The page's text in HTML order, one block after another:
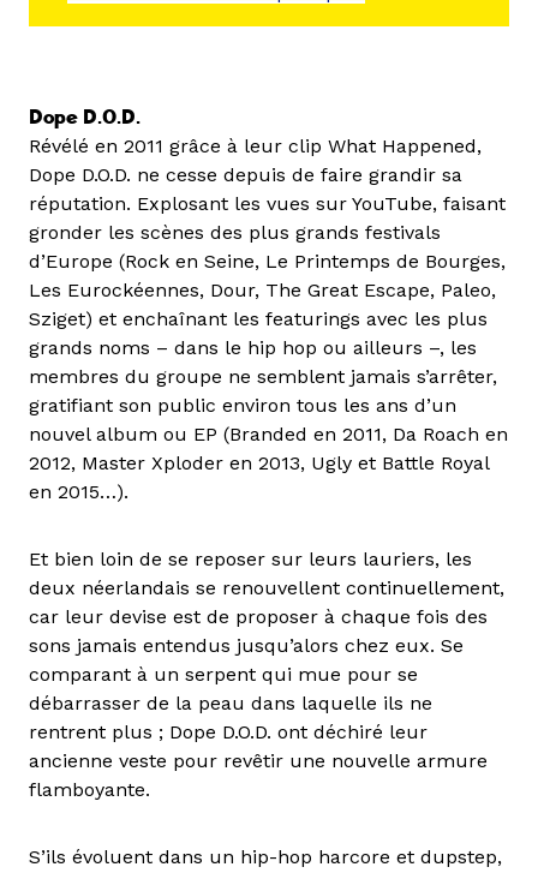
Dope D.O.D.
Révélé en 2011 grâce à leur clip What Happened,
Dope D.O.D. ne cesse depuis de faire grandir sa
réputation. Explosant les vues sur YouTube, faisant
gronder les scènes des plus grands festivals
d’Europe (Rock en Seine, Le Printemps de Bourges,
Les Eurockéennes, Dour, The Great Escape, Paleo,
Sziget) et enchaînant les featurings avec les plus
grands noms – dans le hip hop ou ailleurs –, les
membres du groupe ne semblent jamais s’arrêter,
gratifiant son public environ tous les ans d’un
nouvel album ou EP (Branded en 2011, Da Roach en
2012, Master Xploder en 2013, Ugly et Battle Royal
en 2015…).
Et bien loin de se reposer sur leurs lauriers, les
deux néerlandais se renouvellent continuellement,
car leur devise est de proposer à chaque fois des
sons jamais entendus jusqu’alors chez eux. Se
comparant à un serpent qui mue pour se
débarrasser de la peau dans laquelle ils ne
rentrent plus ; Dope D.O.D. ont déchiré leur
ancienne veste pour revêtir une nouvelle armure
flamboyante.
S’ils évoluent dans un hip-hop harcore et dupstep,